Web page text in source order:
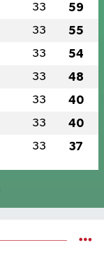
33 59
33 55
33 54
33 48
33 40
33 40
33 37